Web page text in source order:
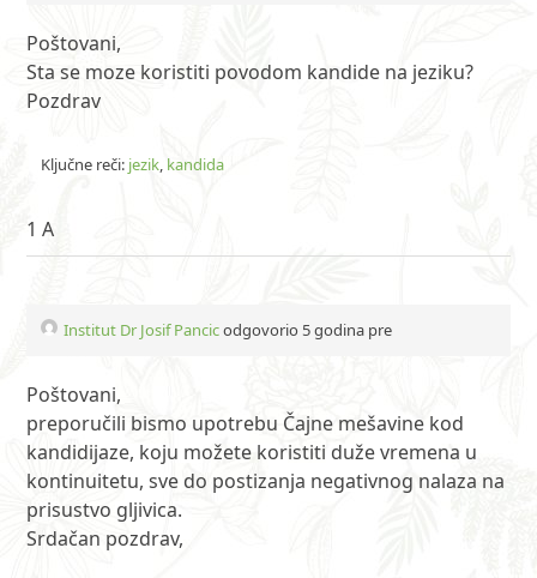
Poštovani,
Sta se moze koristiti povodom kandide na jeziku?
Pozdrav
Ključne reči: jezik, kandida
1 A
Institut Dr Josif Pancicodgovorio 5 godina pre
Poštovani,
preporučili bismo upotrebu Čajne mešavine kod
kandidijaze, koju možete koristiti duže vremena u
kontinuitetu, sve do postizanja negativnog nalaza na
prisustvo gljivica.
Srdačan pozdrav,